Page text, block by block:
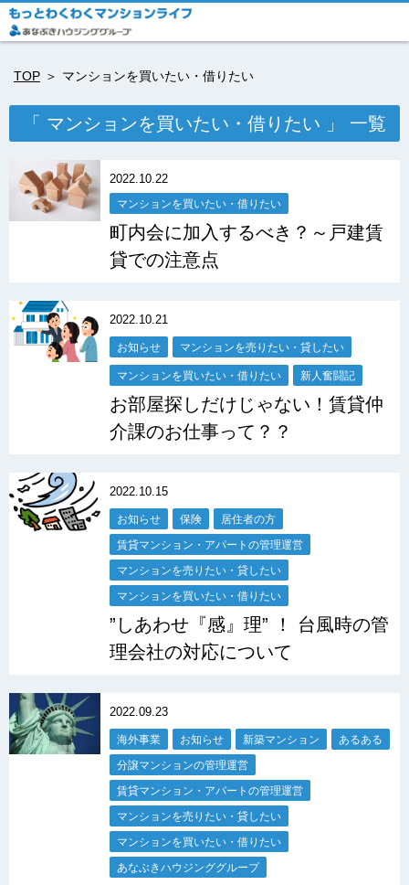
TOP マンションを買いたい・借りたい
「 マンションを買いたい・借りたい 」 一覧
2022.10.22
マンションを買いたい・借りたい
町内会に加入するべき？～戸建賃
貸での注意点
2022.10.21
お知らせ マンションを売りたい・貸したい
マンションを買いたい・借りたい 新人奮闘記
お部屋探しだけじゃない！賃貸仲
介課のお仕事って？？
2022.10.15
お知らせ 保険 居住者の方
賃貸マンション・アパートの管理運営
マンションを売りたい・貸したい
マンションを買いたい・借りたい
”しあわせ『感』理” ！ 台風時の管
理会社の対応について
2022.09.23
海外事業 お知らせ 新築マンション あるある
分譲マンションの管理運営
賃貸マンション・アパートの管理運営
マンションを売りたい・貸したい
マンションを買いたい・借りたい
あなぶきハウジンググループ